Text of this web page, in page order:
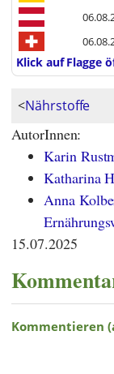
Klick auf Flagge
<Nährstoffe
AutorInnen:
Karin
Katharina
Anna
15.07.2025